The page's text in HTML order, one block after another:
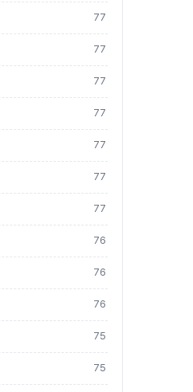
77
77
77
77
77
77
77
76
76
76
75
75